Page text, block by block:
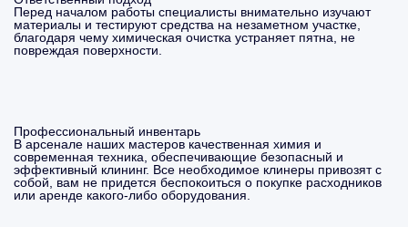
Перед началом работы специалисты внимательно изучают
материалы и тестируют средства на незаметном участке,
благодаря чему химическая очистка устраняет пятна, не
повреждая поверхности.
Профессиональный инвентарь
В арсенале наших мастеров качественная химия и
современная техника, обеспечивающие безопасный и
эффективный клининг. Все необходимое клинеры привозят с
собой, вам не придется беспокоиться о покупке расходников
или аренде какого-либо оборудования.